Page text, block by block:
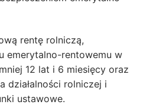
rentę rolniczą,
emerytalno-rentowemu w
12 lat i 6 miesięcy oraz
działalności rolniczej i
ustawowe.